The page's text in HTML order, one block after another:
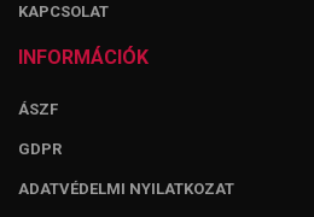
KAPCSOLAT
INFORMÁCIÓK
ÁSZF
GDPR
ADATVÉDELMI NYILATKOZAT